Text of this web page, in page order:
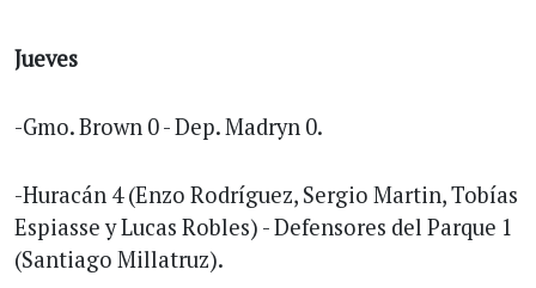
Jueves
-Gmo. Brown 0 - Dep. Madryn 0.
-Huracán 4 (Enzo Rodríguez, Sergio Martin, Tobías
Espiasse y Lucas Robles) - Defensores del Parque 1
(Santiago Millatruz).